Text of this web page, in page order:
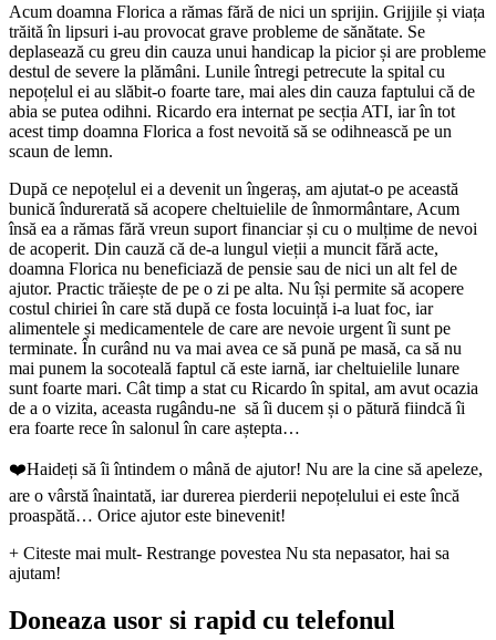
Acum doamna Florica a rămas fără de nici un sprijin. Grijjile și viața
trăită în lipsuri i-au provocat grave probleme de sănătate. Se
deplasează cu greu din cauza unui handicap la picior și are probleme
destul de severe la plămâni. Lunile întregi petrecute la spital cu
nepoțelul ei au slăbit-o foarte tare, mai ales din cauza faptului că de
abia se putea odihni. Ricardo era internat pe secția ATI, iar în tot
acest timp doamna Florica a fost nevoită să se odihnească pe un
scaun de lemn.
După ce nepoțelul ei a devenit un îngeraș, am ajutat-o pe această
bunică îndurerată să acopere cheltuielile de înmormântare, Acum
însă ea a rămas fără vreun suport financiar și cu o mulțime de nevoi
de acoperit. Din cauză că de-a lungul vieții a muncit fără acte,
doamna Florica nu beneficiază de pensie sau de nici un alt fel de
ajutor. Practic trăiește de pe o zi pe alta. Nu își permite să acopere
costul chiriei în care stă după ce fosta locuință i-a luat foc, iar
alimentele și medicamentele de care are nevoie urgent îi sunt pe
terminate. În curând nu va mai avea ce să pună pe masă, ca să nu
mai punem la socoteală faptul că este iarnă, iar cheltuielile lunare
sunt foarte mari. Cât timp a stat cu Ricardo în spital, am avut ocazia
de a o vizita, aceasta rugându-ne să îi ducem și o pătură fiindcă îi
era foarte rece în salonul în care aștepta…
❤️Haideți să îi întindem o mână de ajutor! Nu are la cine să apeleze,
are o vârstă înaintată, iar durerea pierderii nepoțelului ei este încă
proaspătă… Orice ajutor este binevenit!
+ Citeste mai mult- Restrange povestea Nu sta nepasator, hai sa
ajutam!
Doneaza usor si rapid cu telefonul